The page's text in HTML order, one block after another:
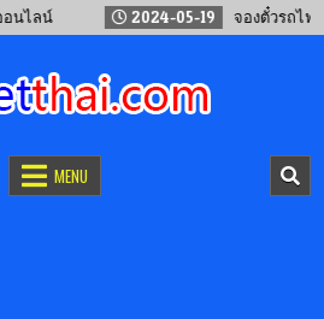
น์ 2024-05-19 จองตั๋วรถไฟจีน คุ
MENU